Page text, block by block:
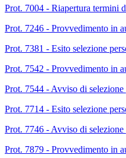
Prot. 7004 - Riapertura termini
Prot. 7246 - Provvedimento in
Prot. 7381 - Esito selezione
Prot. 7542 - Provvedimento in
Prot. 7544 - Avviso di
Prot. 7714 - Esito selezione
Prot. 7746 - Avviso di
Prot. 7879 - Provvedimento in